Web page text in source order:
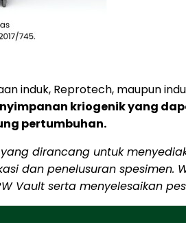
induk, Reprotech, maupun
kriogenik yang
pertumbuhan.
dirancang untuk
dan penelusuran spesimen.
Vault serta menyelesaikan